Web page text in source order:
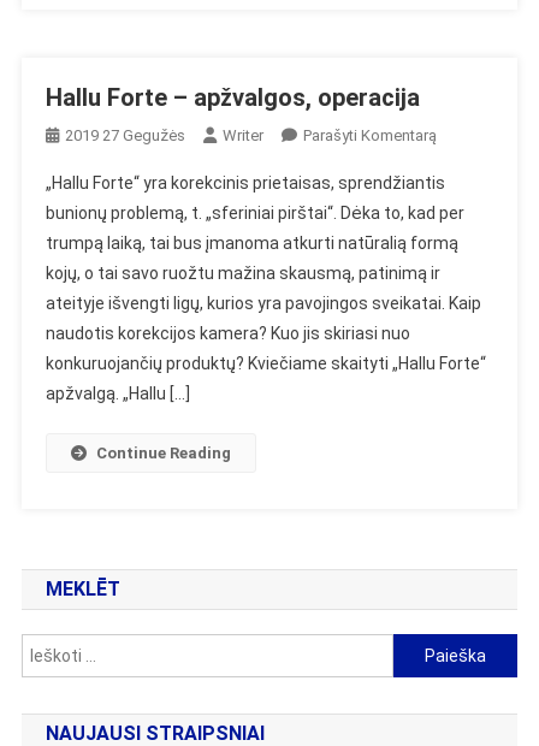
Hallu Forte – apžvalgos, operacija
2019 27 Gegužės Writer Parašyti KomentarąOn
Forte
–
Apžvalgos,
Operacija
„Hallu Forte“ yra korekcinis prietaisas, sprendžiantis
bunionų problemą, t. „sferiniai pirštai“. Dėka to, kad per
trumpą laiką, tai bus įmanoma atkurti natūralią formą
kojų, o tai savo ruožtu mažina skausmą, patinimą ir
ateityje išvengti ligų, kurios yra pavojingos sveikatai. Kaip
naudotis korekcijos kamera? Kuo jis skiriasi nuo
konkuruojančių produktų? Kviečiame skaityti „Hallu Forte“
apžvalgą. „Hallu […]
Continue Reading
MEKLĒT
Ieškoti:
NAUJAUSI STRAIPSNIAI